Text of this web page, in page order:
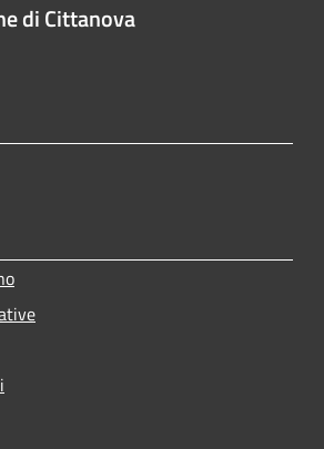
di Cittanova